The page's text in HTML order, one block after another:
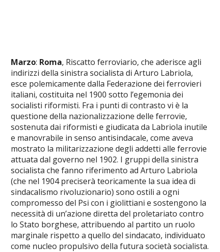
Marzo: Roma, Riscatto ferroviario, che aderisce agli
indirizzi della sinistra socialista di Arturo Labriola,
esce polemicamente dalla Federazione dei ferrovieri
italiani, costituita nel 1900 sotto l’egemonia dei
socialisti riformisti. Fra i punti di contrasto vi è la
questione della nazionalizzazione delle ferrovie,
sostenuta dai riformisti e giudicata da Labriola inutile
e manovrabile in senso antisindacale, come aveva
mostrato la militarizzazione degli addetti alle ferrovie
attuata dal governo nel 1902. I gruppi della sinistra
socialista che fanno riferimento ad Arturo Labriola
(che nel 1904 preciserà teoricamente la sua idea di
sindacalismo rivoluzionario) sono ostili a ogni
compromesso del Psi con i giolittiani e sostengono la
necessità di un’azione diretta del proletariato contro
lo Stato borghese, attribuendo al partito un ruolo
marginale rispetto a quello del sindacato, individuato
come nucleo propulsivo della futura società socialista.